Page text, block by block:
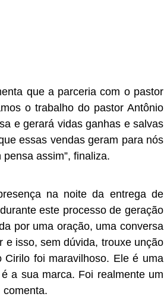
que a parceria com o pastor
o trabalho do pastor Antônio
e gerará vidas ganhas e salvas
essas vendas geram para nós
assim”, finaliza.
na noite da entrega de
este processo de geração
por uma oração, uma conversa
e isso, sem dúvida, trouxe unção
foi maravilhoso. Ele é uma
a sua marca. Foi realmente um
comenta.